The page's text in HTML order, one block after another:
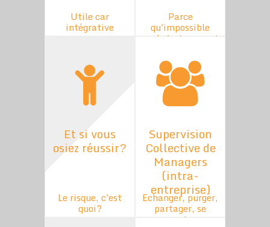
Utile car
intégrative
Parce
qu'impossible
seul c'est souvent
ensemble...
Et si vous
osiez réussir?
Le risque, c'est
quoi?
Supervision
Collective de
Managers
(intra-
entreprise)
Echanger, purger,
partager, se
rassurer trouver